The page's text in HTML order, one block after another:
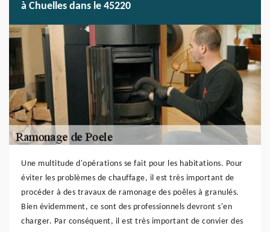
à Chuelles dans le 45220
Une multitude d'opérations se fait pour les habitations. Pour
éviter les problèmes de chauffage, il est très important de
procéder à des travaux de ramonage des poêles à granulés.
Bien évidemment, ce sont des professionnels devront s'en
charger. Par conséquent, il est très important de convier des